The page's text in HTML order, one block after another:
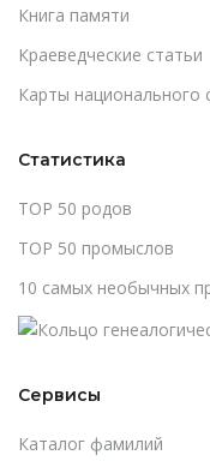
Книга памяти
Краеведческие статьи
Карты национального
Статистика
TOP 50 родов
TOP 50 промыслов
10 самых необычных
Сервисы
Каталог фамилий